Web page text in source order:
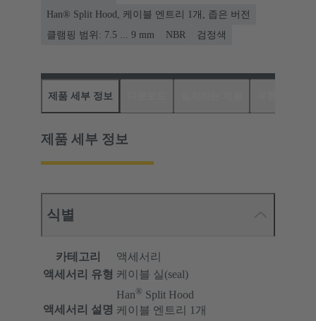
Han® Split Hood, 케이블 엔트리 1개, 좁은 버전
클램핑 범위: 7.5 ... 9 mm
NBR 검정색
제품 세부 정보
제품 세부 정보
식별
카테고리
액세서리
액세서리 유형 케이블 실(seal)
액세서리 설명
Han® Split Hood
케이블 엔트리 1개